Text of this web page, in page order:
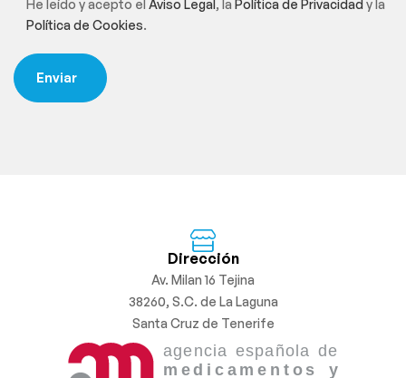
He leído y acepto el Aviso Legal, la Política de Privacidady la
Política de Cookies.
Dirección
Av. Milan 16 Tejina
38260, S.C. de La Laguna
Santa Cruz de Tenerife